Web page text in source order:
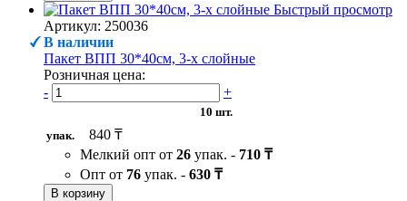
Быстрый просмотр
Артикул: 250036
В наличии
Пакет ВПП 30*40см, 3-х слойные
Розничная цена:
-
+
10 шт.
упак.
840 ₸
Мелкий опт от 26 упак. - 710 ₸
Опт от 76 упак. - 630 ₸
В корзину